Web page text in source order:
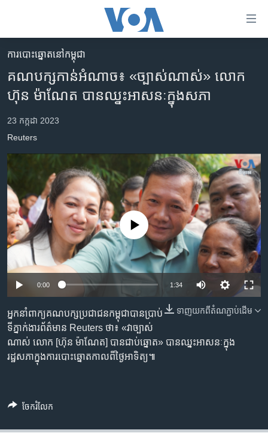
រំលង​
និង​
ទៅ​​
ទំព័រ​
ព័ត៌មាន​​
ម្តង
រំលង​
និង​
ចូល​
ទៅ​
រចនា
សម្ព័ន្ធ​
រំលង​
និង​
ចូល​
ទៅ​
កាន់​
អន្តរជាតិ
អាមេរិក
កម្ពុជាច្នៃប្រតិដ្ឋ
ព្រឹត្តិការណ៍ព័ត៌មាន
ទូរទស្សន៍ / វីដេអូ​
វិទ្យុ / ផតខាសថ៍
កម្មវិធីទាំងអស់
Khmer English
បណ្តាញ​សង្គម
​ការ​បោះឆ្នោត​​នៅ​កម្ពុជា
គណបក្ស​កាន់​អំណាច៖ «ច្បាស់​ណាស់» លោក
ហ៊ុន ម៉ាណែត បាន​ឈ្នះ​អាសនៈ​ក្នុង​សភា
23 កក្កដា 2023
​Reuters
No media source currently available
0:00 1:34
ទាញ​យក​ពី​តំណភ្ជាប់​ដើម
អ្នកនាំ​ពាក្យ​គណបក្ស​ប្រជាជន​កម្ពុជា​បាន​ប្រាប់​
ទីភ្នាក់ងារ​ព័ត៌មាន​ Reuters ថា៖ «វា​ច្បាស់​
ណាស់​ លោក [ហ៊ុន ម៉ាណែត] បាន​ជាប់​ឆ្នោត» បាន​ឈ្នះ​អាសនៈ​ក្នុង​
រដ្ឋសភា​ក្នុង​ការ​បោះឆ្នោត​កាល​ពី​ថ្ងៃអាទិត្យ៕
ចែករំលែក